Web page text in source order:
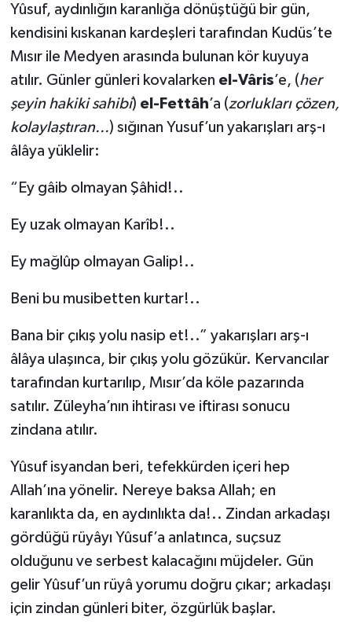
Yûsuf, aydınlığın karanlığa dönüştüğü bir gün,
kendisini kıskanan kardeşleri tarafından Kudüs’te
Mısır ile Medyen arasında bulunan kör kuyuya
atılır. Günler günleri kovalarken el-Vâris’e, (her
şeyin hakiki sahibi) el-Fettâh’a (zorlukları çözen,
kolaylaştıran...) sığınan Yusuf’un yakarışları arş-ı
âlâya yüklelir:
“Ey gâib olmayan Şâhid!..
Ey uzak olmayan Karîb!..
Ey mağlûp olmayan Galip!..
Beni bu musibetten kurtar!..
Bana bir çıkış yolu nasip et!..” yakarışları arş-ı
âlâya ulaşınca, bir çıkış yolu gözükür. Kervancılar
tarafından kurtarılıp, Mısır’da köle pazarında
satılır. Züleyha’nın ihtirası ve iftirası sonucu
zindana atılır.
Yûsuf isyandan beri, tefekkürden içeri hep
Allah’ına yönelir. Nereye baksa Allah; en
karanlıkta da, en aydınlıkta da!.. Zindan arkadaşı
gördüğü rüyâyı Yûsuf’a anlatınca, suçsuz
olduğunu ve serbest kalacağını müjdeler. Gün
gelir Yûsuf’un rüyâ yorumu doğru çıkar; arkadaşı
için zindan günleri biter, özgürlük başlar.